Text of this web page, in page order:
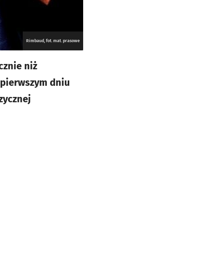
Rimbaud, fot. mat. prasowe
niż
dniu